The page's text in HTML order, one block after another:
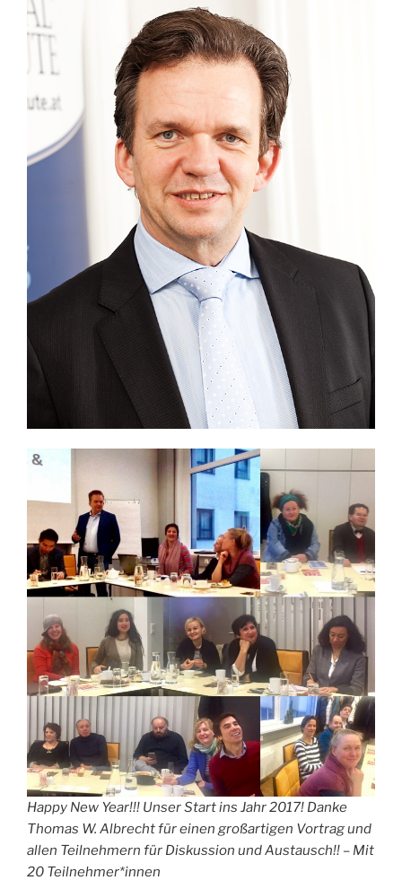
Happy New Year!!! Unser Start ins Jahr 2017! Danke
Thomas W. Albrecht für einen großartigen Vortrag und
allen Teilnehmern für Diskussion und Austausch!! – Mit
20 Teilnehmer*innen